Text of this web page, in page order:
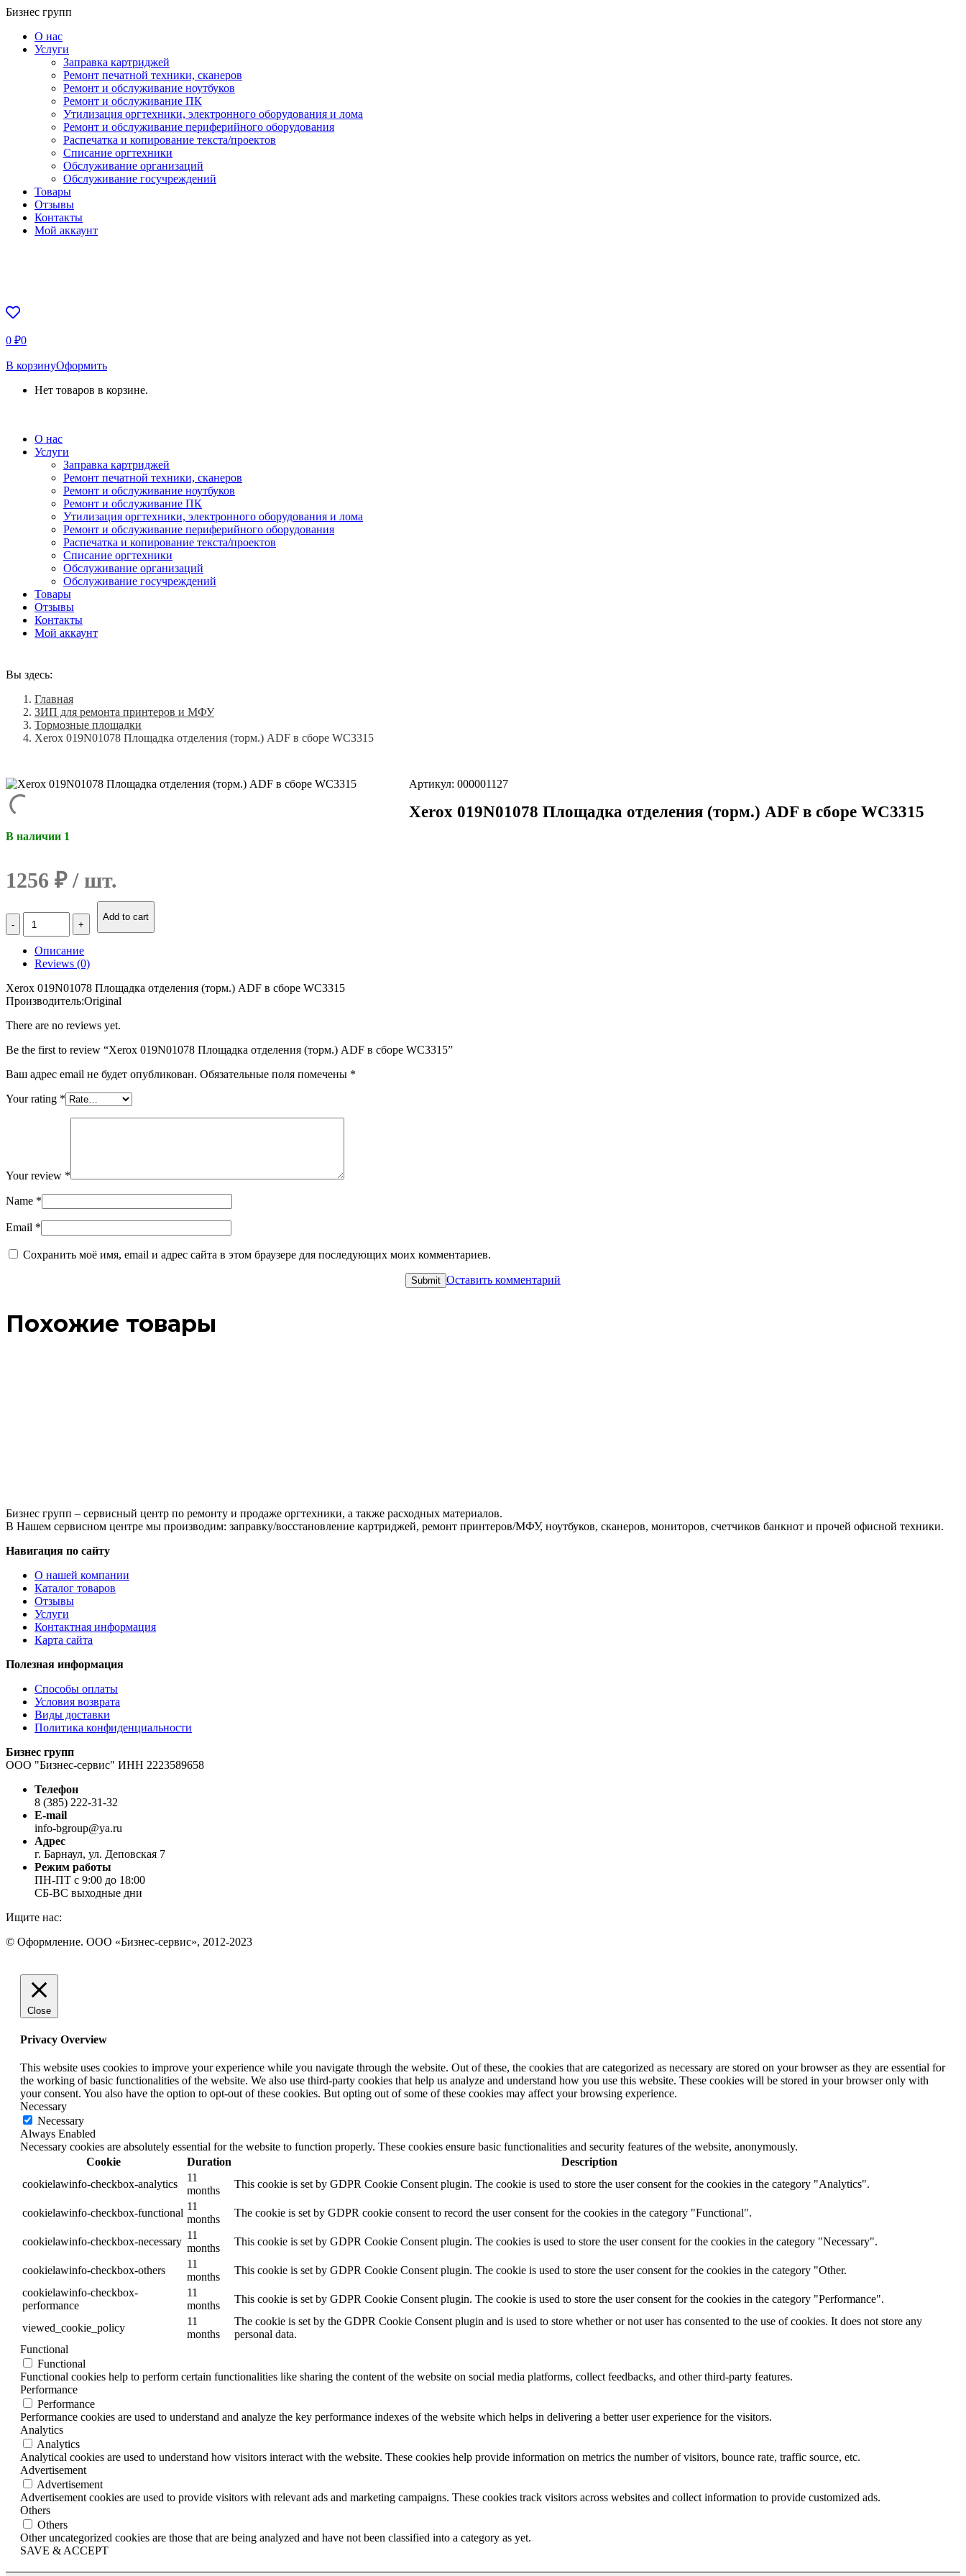
Перейти
содержанию
Бизнес групп
О нас
Услуги
Заправка картриджей
Ремонт печатной техники, сканеров
Ремонт и обслуживание ноутбуков
Ремонт и обслуживание ПК
Утилизация оргтехники, электронного оборудования и лома
Ремонт и обслуживание периферийного оборудования
Распечатка и копирование текста/проектов
Списание оргтехники
Обслуживание организаций
Обслуживание госучреждений
Товары
Отзывы
Контакты
Мой аккаунт
0 ₽0
В корзинуОформить
Нет товаров в корзине.
О нас
Услуги
Заправка картриджей
Ремонт печатной техники, сканеров
Ремонт и обслуживание ноутбуков
Ремонт и обслуживание ПК
Утилизация оргтехники, электронного оборудования и лома
Ремонт и обслуживание периферийного оборудования
Распечатка и копирование текста/проектов
Списание оргтехники
Обслуживание организаций
Обслуживание госучреждений
Товары
Отзывы
Контакты
Мой аккаунт
Вы здесь:
Главная
ЗИП для ремонта принтеров и МФУ
Тормозные площадки
Xerox 019N01078 Площадка отделения (торм.) ADF в сборе WC3315
Артикул: 000001127
Xerox 019N01078 Площадка отделения (торм.) ADF в сборе WC3315
В наличии 1
1256 ₽
Количество
Xerox
019N01078
Площадка
отделения
(торм.)
ADF
в
сборе
Add to cart
Описание
Reviews (0)
Xerox 019N01078 Площадка отделения (торм.) ADF в сборе WC3315
Производитель:Original
There are no reviews yet.
Be the first to review “Xerox 019N01078 Площадка отделения (торм.) ADF в сборе WC3315”
Ваш адрес email не будет опубликован. Обязательные поля помечены *
Your rating *
Your review *
Name *
Email *
Сохранить моё имя, email и адрес сайта в этом браузере для последующих моих комментариев.
Оставить комментарий
Похожие товары
Бизнес групп – сервисный центр по ремонту и продаже оргтехники, а также расходных материалов.
В Нашем сервисном центре мы производим: заправку/восстановление картриджей, ремонт принтеров/МФУ, ноутбуков, сканеров, мониторов, счетчиков банкнот и прочей офисной техники.
Навигация по сайту
О нашей компании
Каталог товаров
Отзывы
Услуги
Контактная информация
Карта сайта
Полезная информация
Способы оплаты
Условия возврата
Виды доставки
Политика конфиденциальности
Бизнес групп
ООО "Бизнес-сервис" ИНН 2223589658
Телефон
8 (385) 222-31-32
E-mail
info-bgroup@ya.ru
Адрес
г. Барнаул, ул. Деповская 7
Режим работы
ПН-ПТ с 9:00 до 18:00
СБ-ВС выходные дни
Ищите нас:
Страница
новом
Страница
новом
Страница
новом
© Оформление. ООО «Бизнес-сервис», 2012-2023
Close
Privacy Overview
This website uses cookies to improve your experience while you navigate through the website. Out of these, the cookies that are categorized as necessary are stored on your browser as they are essential for
the working of basic functionalities of the website. We also use third-party cookies that help us analyze and understand how you use this website. These cookies will be stored in your browser only with
your consent. You also have the option to opt-out of these cookies. But opting out of some of these cookies may affect your browsing experience.
Necessary
Necessary
Always Enabled
Necessary cookies are absolutely essential for the website to function properly. These cookies ensure basic functionalities and security features of the website, anonymously.
Cookie
Duration
Description
cookielawinfo-checkbox-analytics
11
months
This cookie is set by GDPR Cookie Consent plugin. The cookie is used to store the user consent for the cookies in the category "Analytics".
cookielawinfo-checkbox-functional
11
months
The cookie is set by GDPR cookie consent to record the user consent for the cookies in the category "Functional".
cookielawinfo-checkbox-necessary
11
months
This cookie is set by GDPR Cookie Consent plugin. The cookies is used to store the user consent for the cookies in the category "Necessary".
cookielawinfo-checkbox-others
11
months
This cookie is set by GDPR Cookie Consent plugin. The cookie is used to store the user consent for the cookies in the category "Other.
cookielawinfo-checkbox-
performance
11
months
This cookie is set by GDPR Cookie Consent plugin. The cookie is used to store the user consent for the cookies in the category "Performance".
viewed_cookie_policy
11
months
The cookie is set by the GDPR Cookie Consent plugin and is used to store whether or not user has consented to the use of cookies. It does not store any
personal data.
Functional
Functional
Functional cookies help to perform certain functionalities like sharing the content of the website on social media platforms, collect feedbacks, and other third-party features.
Performance
Performance
Performance cookies are used to understand and analyze the key performance indexes of the website which helps in delivering a better user experience for the visitors.
Analytics
Analytics
Analytical cookies are used to understand how visitors interact with the website. These cookies help provide information on metrics the number of visitors, bounce rate, traffic source, etc.
Advertisement
Advertisement
Advertisement cookies are used to provide visitors with relevant ads and marketing campaigns. These cookies track visitors across websites and collect information to provide customized ads.
Others
Others
Other uncategorized cookies are those that are being analyzed and have not been classified into a category as yet.
SAVE & ACCEPT